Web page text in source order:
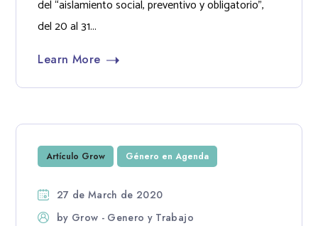
del “aislamiento social, preventivo y obligatorio”,
del 20 al 31...
Learn More
Artículo Grow Género en Agenda
27 de March de 2020
by Grow - Genero y Trabajo